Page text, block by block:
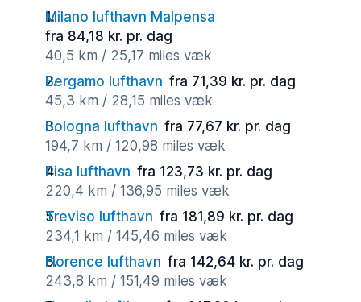
Milano lufthavn Malpensa
fra 84,18 kr. pr. dag
40,5 km / 25,17 miles væk
Bergamo lufthavn fra 71,39 kr. pr. dag
45,3 km / 28,15 miles væk
Bologna lufthavn fra 77,67 kr. pr. dag
194,7 km / 120,98 miles væk
Pisa lufthavn fra 123,73 kr. pr. dag
220,4 km / 136,95 miles væk
Treviso lufthavn fra 181,89 kr. pr. dag
234,1 km / 145,46 miles væk
Florence lufthavn fra 142,64 kr. pr. dag
243,8 km / 151,49 miles væk